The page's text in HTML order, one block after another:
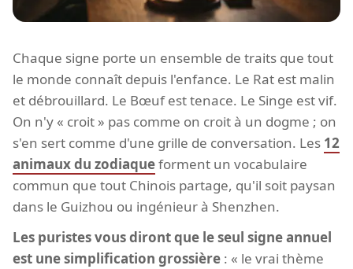
Chaque signe porte un ensemble de traits que tout
le monde connaît depuis l'enfance. Le Rat est malin
et débrouillard. Le Bœuf est tenace. Le Singe est vif.
On n'y « croit » pas comme on croit à un dogme ; on
s'en sert comme d'une grille de conversation. Les 12
animaux du zodiaqueforment un vocabulaire
commun que tout Chinois partage, qu'il soit paysan
dans le Guizhou ou ingénieur à Shenzhen.
Les puristes vous diront que le seul signe annuel
est une simplification grossière : « le vrai thème